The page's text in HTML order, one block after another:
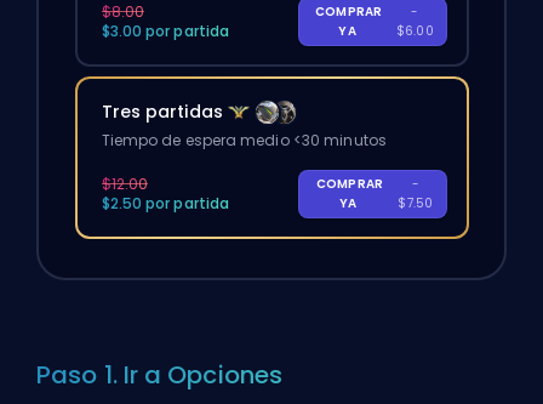
$8.00
$3.00 por partida
COMPRAR
YA
-
$6.00
Tres partidas
Tiempo de espera medio <30 minutos
$12.00
$2.50 por partida
COMPRAR
YA
-
$7.50
Paso 1. Ir a Opciones